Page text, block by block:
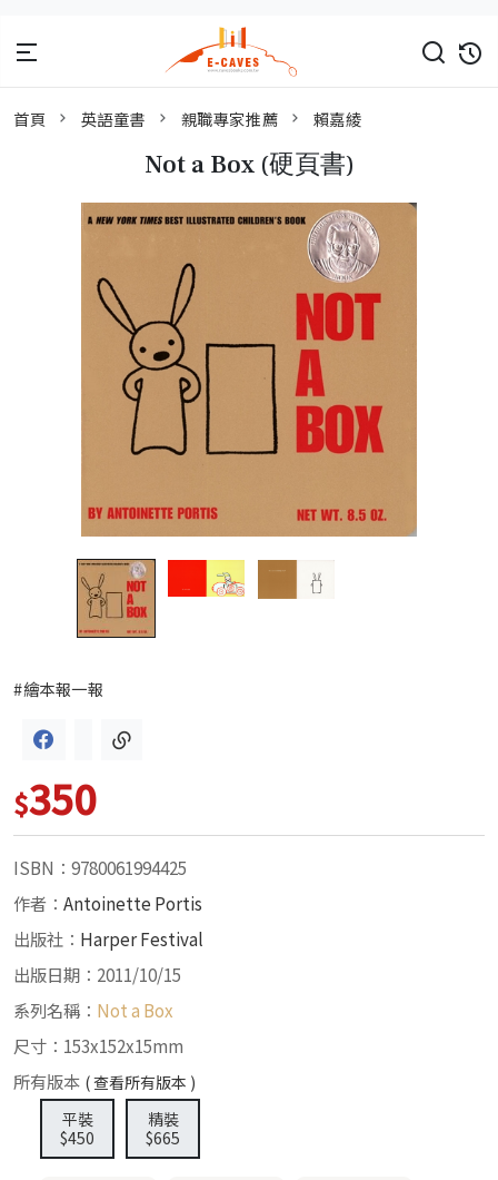
首頁 英語童書 親職專家推薦 賴嘉綾
Not a Box (硬頁書)
#繪本報一報
$350
ISBN：9780061994425
作者： Antoinette Portis
出版社： Harper Festival
出版日期：2011/10/15
系列名稱： Not a Box
尺寸：153x152x15mm
所有版本 ( 查看所有版本 )
平裝
$450
精裝
$665